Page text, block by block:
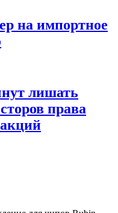
на импортное
лишать
права